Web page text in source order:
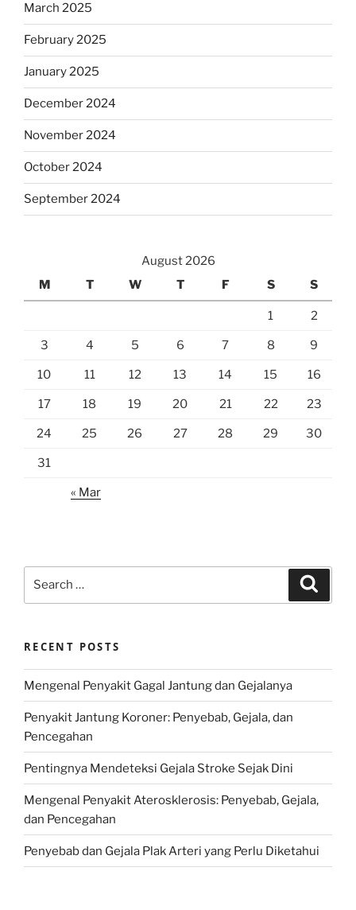
March 2025
February 2025
January 2025
December 2024
November 2024
October 2024
September 2024
August 2026
M
T W T F S S
1 2
3 4 5 6 7 8 9
10 11 12 13 14 15 16
17 18 19 20 21 22 23
24 25 26 27 28 29 30
31
« Mar
RECENT POSTS
Mengenal Penyakit Gagal Jantung dan Gejalanya
Penyakit Jantung Koroner: Penyebab, Gejala, dan
Pencegahan
Pentingnya Mendeteksi Gejala Stroke Sejak Dini
Mengenal Penyakit Aterosklerosis: Penyebab, Gejala,
dan Pencegahan
Penyebab dan Gejala Plak Arteri yang Perlu Diketahui